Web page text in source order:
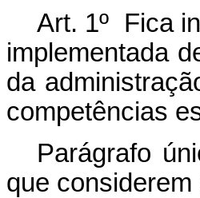
Art. 1º Fica
implementada
da
competências
Parágrafo
que